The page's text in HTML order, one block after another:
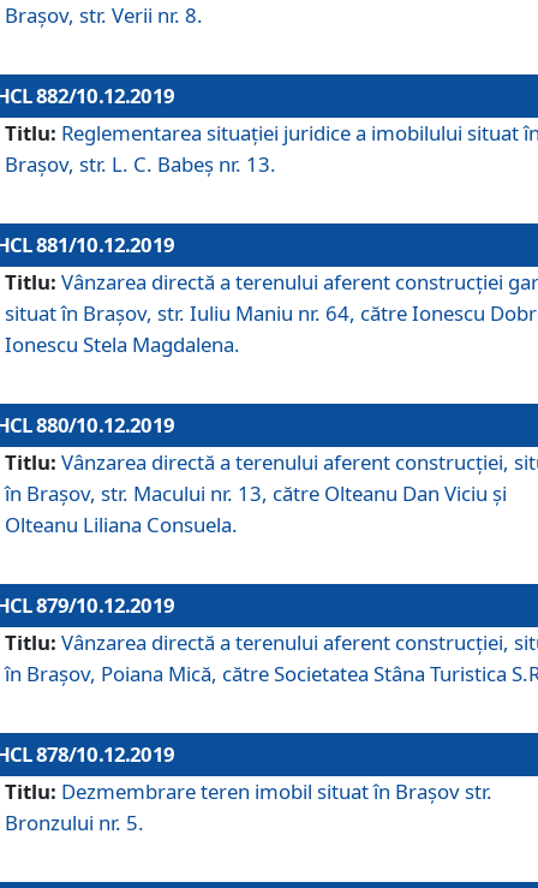
Brașov, str. Verii nr. 8.
882/10.12.2019
Titlu: Reglementarea situației juridice a imobilului situat
Brașov, str. L. C. Babeș nr. 13.
881/10.12.2019
Titlu: Vânzarea directă a terenului aferent construcției
situat în Brașov, str. Iuliu Maniu nr. 64, către Ionescu
Ionescu Stela Magdalena.
880/10.12.2019
Titlu: Vânzarea directă a terenului aferent construcției,
în Brașov, str. Macului nr. 13, către Olteanu Dan Viciu și
Olteanu Liliana Consuela.
879/10.12.2019
Titlu: Vânzarea directă a terenului aferent construcției,
în Brașov, Poiana Mică, către Societatea Stâna Turistica
878/10.12.2019
Titlu: Dezmembrare teren imobil situat în Brașov str.
Bronzului nr. 5.